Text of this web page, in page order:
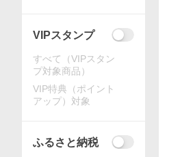
VIPスタンプ
すべて（VIPスタン
プ対象商品）
VIP特典（ポイント
アップ）対象
ふるさと納税